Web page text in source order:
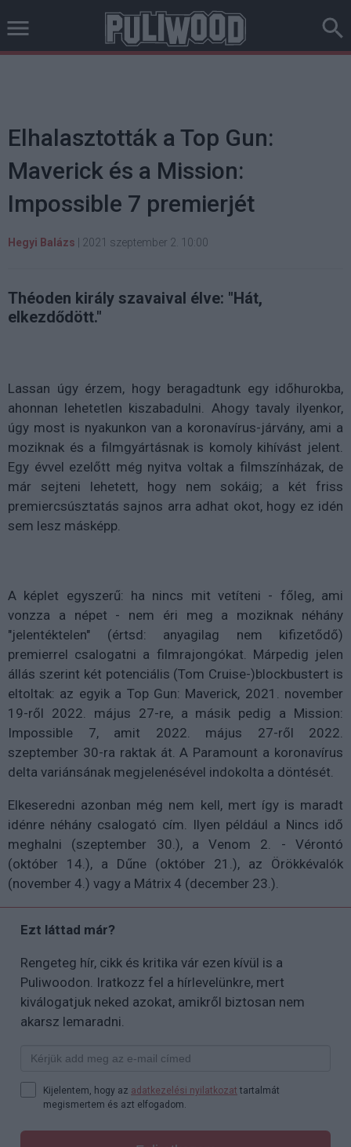
Elhalasztották a Top Gun:
Maverick és a Mission:
Impossible 7 premierjét
Hegyi Balázs 2021 szeptember 2. 10:00
Théoden király szavaival élve: "Hát,
elkezdődött."
Lassan úgy érzem, hogy beragadtunk egy időhurokba,
ahonnan lehetetlen kiszabadulni. Ahogy tavaly ilyenkor,
úgy most is nyakunkon van a koronavírus-járvány, ami a
moziknak és a filmgyártásnak is komoly kihívást jelent.
Egy évvel ezelőtt még nyitva voltak a filmszínházak, de
már sejteni lehetett, hogy nem sokáig; a két friss
premiercsúsztatás sajnos arra adhat okot, hogy ez idén
sem lesz másképp.
A képlet egyszerű: ha nincs mit vetíteni - főleg, ami
vonzza a népet - nem éri meg a moziknak néhány
"jelentéktelen" (értsd: anyagilag nem kifizetődő)
premierrel csalogatni a filmrajongókat. Márpedig jelen
állás szerint két potenciális (Tom Cruise-)blockbustert is
eltoltak: az egyik a Top Gun: Maverick, 2021. november
19-ről 2022. május 27-re, a másik pedig a Mission:
Impossible 7, amit 2022. május 27-ről 2022.
szeptember 30-ra raktak át. A Paramount a koronavírus
delta variánsának megjelenésével indokolta a döntését.
Elkeseredni azonban még nem kell, mert így is maradt
idénre néhány csalogató cím. Ilyen például a Nincs idő
meghalni (szeptember 30.), a Venom 2. - Vérontó
(október 14.), a Dűne (október 21.), az Örökkévalók
(november 4.) vagy a Mátrix 4 (december 23.).
Ezt láttad már?
Rengeteg hír, cikk és kritika vár ezen kívül is a
Puliwoodon. Iratkozz fel a hírlevelünkre, mert
kiválogatjuk neked azokat, amikről biztosan nem
akarsz lemaradni.
Kijelentem, hogy az adatkezelési nyilatkozat tartalmát
megismertem és azt elfogadom.